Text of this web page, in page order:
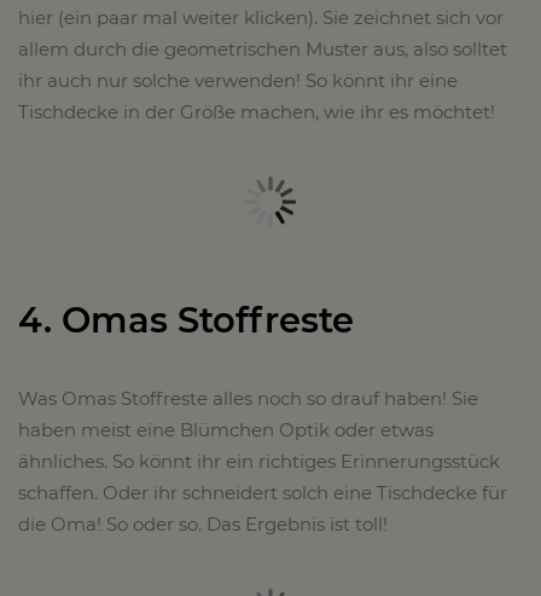
hier (ein paar mal weiter klicken). Sie zeichnet sich vor
allem durch die geometrischen Muster aus, also solltet
ihr auch nur solche verwenden! So könnt ihr eine
Tischdecke in der Größe machen, wie ihr es möchtet!
4. Omas Stoffreste
Was Omas Stoffreste alles noch so drauf haben! Sie
haben meist eine Blümchen Optik oder etwas
ähnliches. So könnt ihr ein richtiges Erinnerungsstück
schaffen. Oder ihr schneidert solch eine Tischdecke für
die Oma! So oder so. Das Ergebnis ist toll!